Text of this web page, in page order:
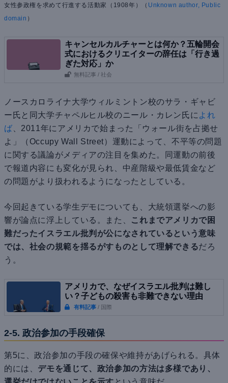
女性参政権を求めて行進する活動家（1908年）（ Unknown author, Public
domain ）
キャンセルカルチャーとは何か？五輪開会
式におけるクリエイターの辞任は「行き過
ぎた対応」か
無料記事 / 社会
ノースカロライナ大学ウィルミントン校のサラ・ギャビ
ー氏と同大学チャペルヒル校のニール・カレン氏に よれ
ば 、2011年にアメリカで始まった「ウォール街を占拠せ
よ」（Occupy Wall Street）運動によって、不平等の問題
に関する議論がメディアの注目を集めた。同運動の前後
で報道内容にも変化が見られ、中産階級や最低賃金など
の問題がより扱われるようになったとしている。
今回起きている学生デモについても、大統領選挙への影
響が論点に浮上している。また、 これまでアメリカで困
難だったイスラエル批判が公になされているという意味
では、社会の規範を揺るがすものとして理解できるだろ
う。
アメリカで、なぜイスラエル批判は難し
い？子どもの殺害も非難できない理由
有料記事 / 国際
2-5. 政治参加の手段確保
第5に、政治参加の手段の確保や維持があげられる。具体
的には、 デモを通じて、政治参加の方法は多様であり、